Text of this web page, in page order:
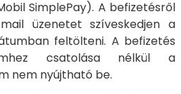
SimplePay). A befizetésről
üzenetet szíveskedjen a
feltölteni. A befizetés
csatolása nélkül a
nem nyújtható be.